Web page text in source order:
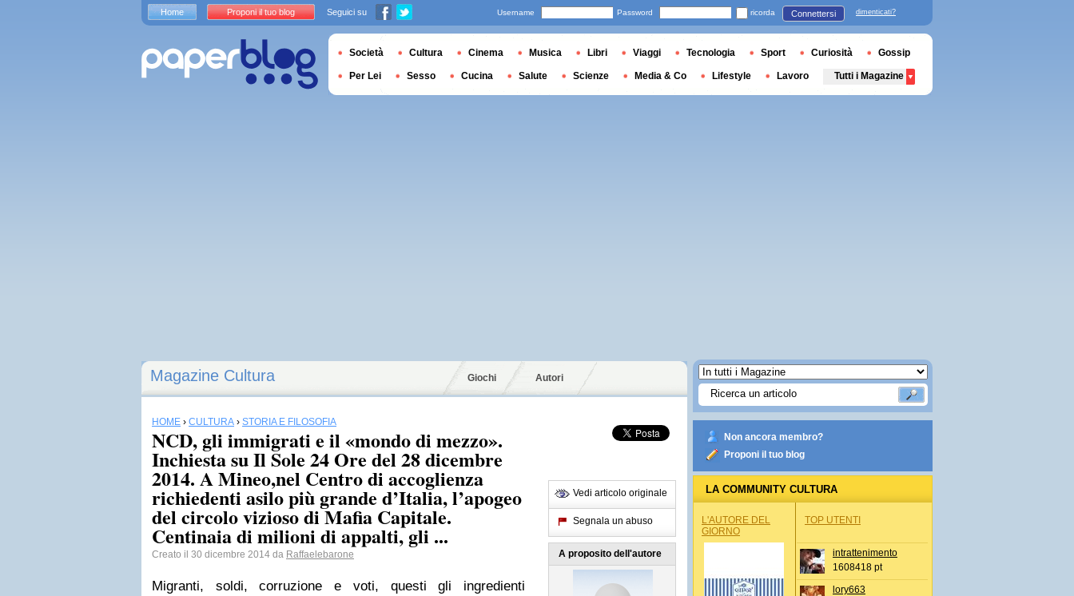
Magazine Cultura Giochi Autori
HOME › CULTURA › STORIA E FILOSOFIA
NCD, gli immigrati e il «mondo di mezzo».
Inchiesta su Il Sole 24 Ore del 28 dicembre
2014. A Mineo,nel Centro di accoglienza
richiedenti asilo più grande d’Italia, l’apogeo
del circolo vizioso di Mafia Capitale.
Centinaia di milioni di appalti, gli ...
Creato il 30 dicembre 2014 da Raffaelebarone
Migranti, soldi, corruzione e voti, questi gli ingredienti
Vedi articolo originale
Segnala un abuso
A proposito dell'autore
Non ancora membro?
Proponi il tuo blog
LA COMMUNITY CULTURA
L'AUTORE DEL
GIORNO
TOP UTENTI
intrattenimento
1608418 pt
lory663
Home Proponi il tuo blog Seguici su Username Password ricorda Connettersi dimenticati?
Società Cultura Cinema Musica Libri Viaggi Tecnologia Sport Curiosità Gossip
Per Lei Sesso Cucina Salute Scienze Media & Co Lifestyle Lavoro Tutti i Magazine